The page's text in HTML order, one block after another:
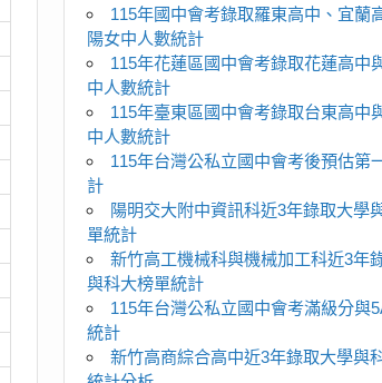
115年國中會考錄取羅東高中、宜蘭
陽女中人數統計
115年花蓮區國中會考錄取花蓮高中
中人數統計
115年臺東區國中會考錄取台東高中
中人數統計
115年台灣公私立國中會考後預估第
計
陽明交大附中資訊科近3年錄取大學
單統計
新竹高工機械科與機械加工科近3年
與科大榜單統計
115年台灣公私立國中會考滿級分與
統計
新竹高商綜合高中近3年錄取大學與